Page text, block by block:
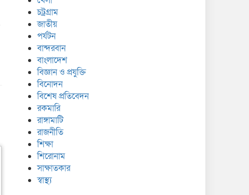
চট্রগ্রাম
জাতীয়
পর্যটন
বান্দরবান
বাংলাদেশ
বিজ্ঞান ও প্রযুক্তি
বিনোদন
বিশেষ প্রতিবেদন
রকমারি
রাঙ্গামাটি
রাজনীতি
শিক্ষা
শিরোনাম
সাক্ষাতকার
স্বাস্থ্য